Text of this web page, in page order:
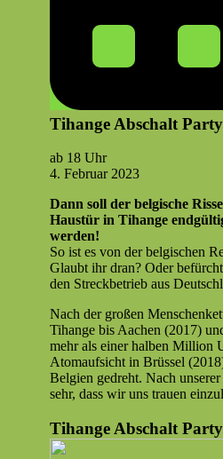
Tihange Abschalt Party
Tihange
Abschalt
ab 18 Uhr
4. Feb­ru­ar 2023
Dann soll der bel­gis­che
Haustür in Tihange
werden!
So ist es von der bel­gis­chen
Glaubt ihr dran? Oder
den Streck­be­trieb aus
Nach der großen
Tihange bis Aachen (2017)
mehr als ein­er hal­ben Mil­lion
Atom­auf­sicht in Brüs­sel
Bel­gien gedreht. Nach
sehr, dass wir uns trauen
Tihange Abschalt Party